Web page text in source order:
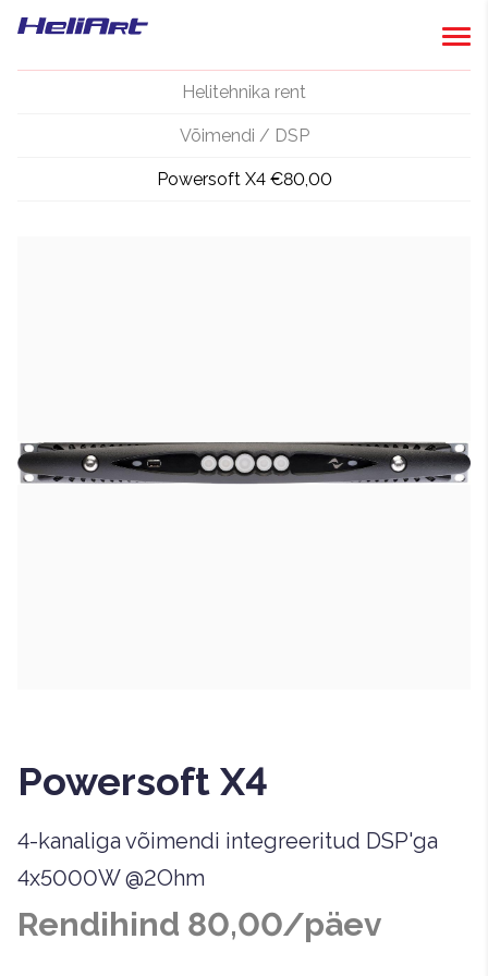
Helitehnika rent
Võimendi / DSP
Powersoft X4 €80,00
Powersoft X4
4-kanaliga võimendi integreeritud DSP'ga
4x5000W @2Ohm
Rendihind 80,00/päev